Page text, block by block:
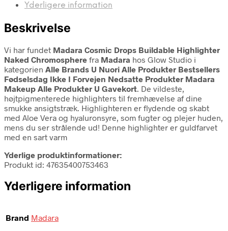
Yderligere information
Beskrivelse
Vi har fundet Madara Cosmic Drops Buildable Highlighter
Naked Chromosphere fra Madara hos Glow Studio i
kategorien Alle Brands U Nuori Alle Produkter Bestsellers
Fødselsdag Ikke I Forvejen Nedsatte Produkter Madara
Makeup Alle Produkter U Gavekort. De vildeste,
højtpigmenterede highlighters til fremhævelse af dine
smukke ansigtstræk. Highlighteren er flydende og skabt
med Aloe Vera og hyaluronsyre, som fugter og plejer huden,
mens du ser strålende ud! Denne highlighter er guldfarvet
med en sart varm
Yderlige produktinformationer:
Produkt id: 47635400753463
Yderligere information
Brand Madara